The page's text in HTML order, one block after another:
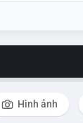
Hình ảnh